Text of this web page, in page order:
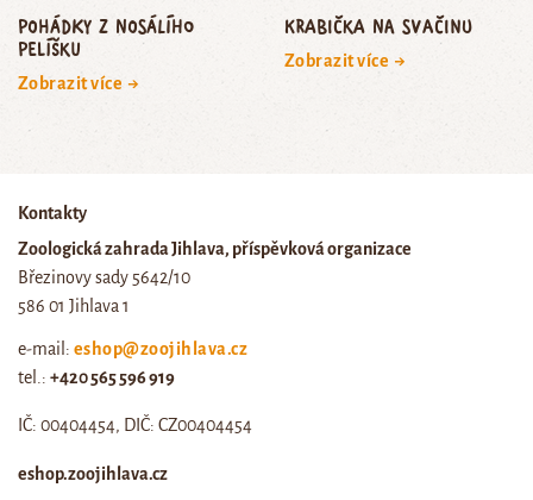
Pohádky z nosálího
pelíšku
Zobrazit více →
Krabička na svačinu
Zobrazit více →
Kontakty
Zoologická zahrada Jihlava, příspěvková organizace
Březinovy sady 5642/10
586 01 Jihlava 1
e-mail: eshop@zoojihlava.cz
tel.: +420 565 596 919
IČ: 00404454, DIČ: CZ00404454
eshop.zoojihlava.cz